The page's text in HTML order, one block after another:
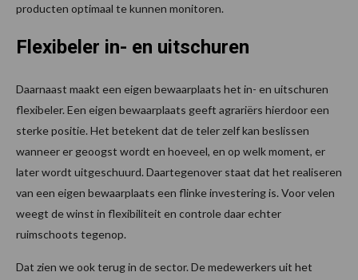
producten optimaal te kunnen monitoren.
Flexibeler in- en uitschuren
Daarnaast maakt een eigen bewaarplaats het in- en uitschuren
flexibeler. Een eigen bewaarplaats geeft agrariërs hierdoor een
sterke positie. Het betekent dat de teler zelf kan beslissen
wanneer er geoogst wordt en hoeveel, en op welk moment, er
later wordt uitgeschuurd. Daartegenover staat dat het realiseren
van een eigen bewaarplaats een flinke investering is. Voor velen
weegt de winst in flexibiliteit en controle daar echter
ruimschoots tegenop.
Dat zien we ook terug in de sector. De medewerkers uit het